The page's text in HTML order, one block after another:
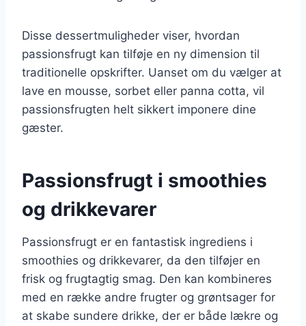
Disse dessertmuligheder viser, hvordan
passionsfrugt kan tilføje en ny dimension til
traditionelle opskrifter. Uanset om du vælger at
lave en mousse, sorbet eller panna cotta, vil
passionsfrugten helt sikkert imponere dine
gæster.
Passionsfrugt i smoothies
og drikkevarer
Passionsfrugt er en fantastisk ingrediens i
smoothies og drikkevarer, da den tilføjer en
frisk og frugtagtig smag. Den kan kombineres
med en række andre frugter og grøntsager for
at skabe sundere drikke, der er både lækre og